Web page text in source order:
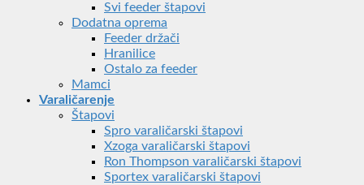
Svi feeder štapovi
Dodatna oprema
Feeder držači
Hranilice
Ostalo za feeder
Mamci
Varaličarenje
Štapovi
Spro varaličarski štapovi
Xzoga varaličarski štapovi
Ron Thompson varaličarski štapovi
Sportex varaličarski štapovi